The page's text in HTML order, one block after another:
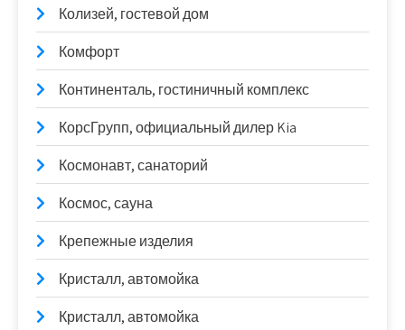
Колизей, гостевой дом
Комфорт
Континенталь, гостиничный комплекс
КорсГрупп, официальный дилер Kia
Космонавт, санаторий
Космос, сауна
Крепежные изделия
Кристалл, автомойка
Кристалл, автомойка